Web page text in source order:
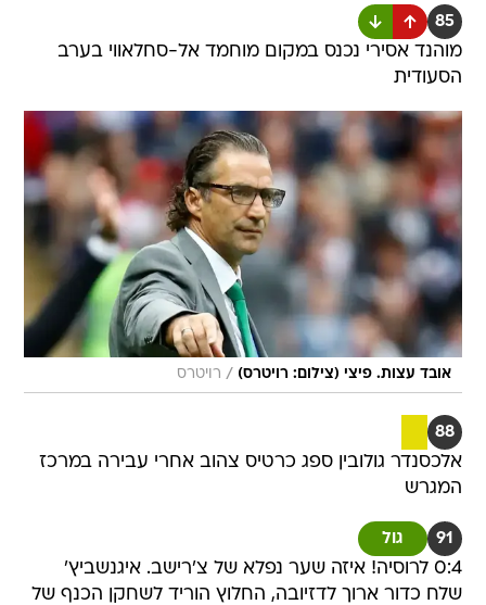
85
מוהנד אסירי נכנס במקום מוחמד אל-סחלאווי בערב
הסעודית
אובד עצות. פיצי (צילום: רויטרס) / רויטרס
88
אלכסנדר גולובין ספג כרטיס צהוב אחרי עבירה במרכז
המגרש
91 גול
0:4 לרוסיה! איזה שער נפלא של צ'רישב. איגנשביץ'
שלח כדור ארוך לדזיובה, החלוץ הוריד לשחקן הכנף של